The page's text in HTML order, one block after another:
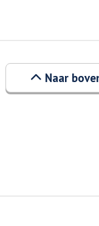
Naar